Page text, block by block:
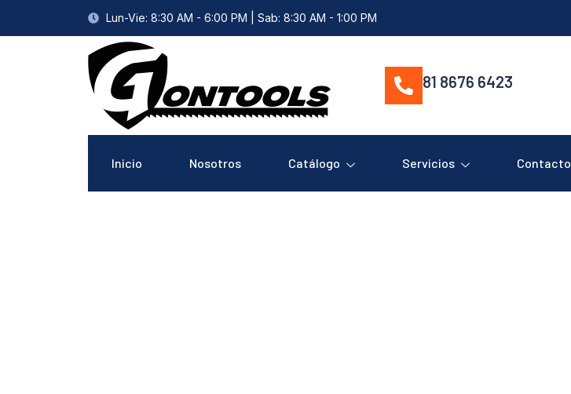
Lun-Vie: 8:30 AM - 6:00 PM | Sab: 8:30 AM - 1:00 PM
81 8676 6423
Inicio Nosotros Catálogo Servicios Contacto